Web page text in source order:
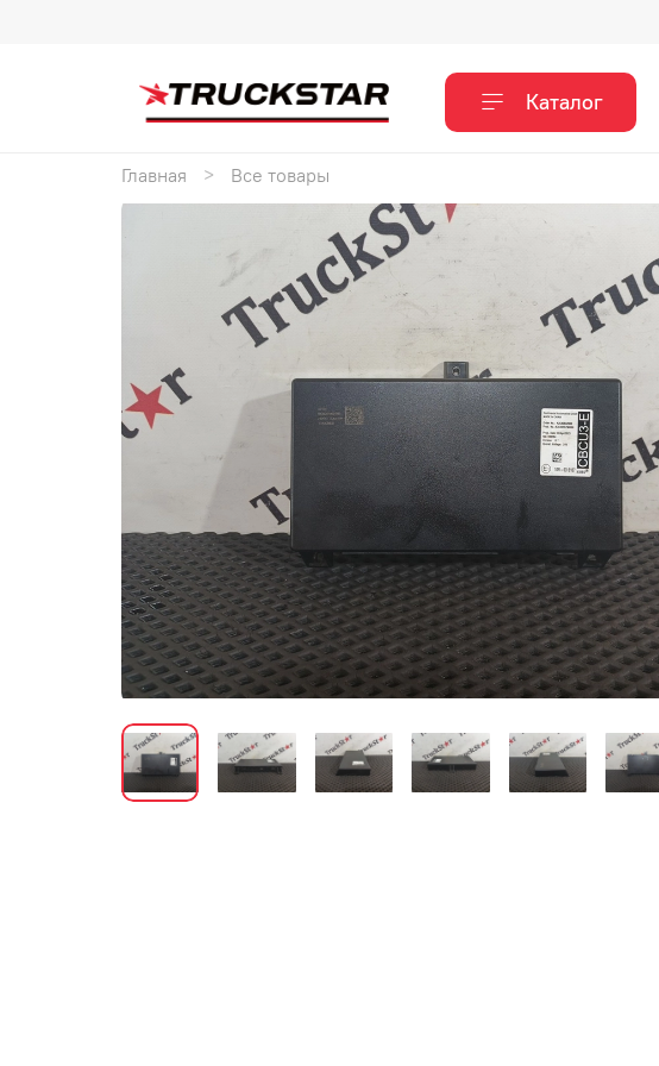
Каталог
Главная Все товары